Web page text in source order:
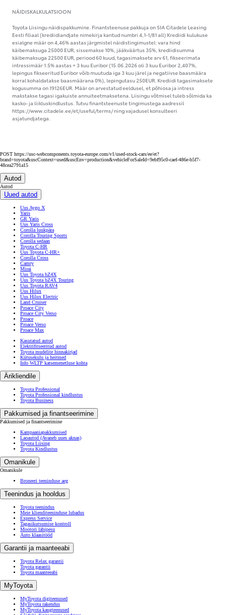
NÄIDISKALKULATSIOON
Toyota Liisingu näidispakkumine. Finantsteenuse pakkuja on SIA Citadele Leasing
Eesti filiaal (krediidiandjate nimekirja kantud numbri 4,1-1/81 all) Krediidi kulukuse
esialgne määr on 4,46% aastas järgmistel näidistingimustel: vara hind
käibemaksuga 25000 EUR, sissemakse 10%, jääkväärtus 35%, krediidisumma
käibemaksuga 22500 EUR, periood 60 kuud, tagasimaksete arv 61, fikseerimata
intressimäär 1.5% aastas + 3 kuu Euribor (15.06.2026 oli 3 kuu Euribor 2,407%,
lepingus fikseeritud Euribor võib muutuda iga 3 kuu järel ja negatiivse baasmäära
korral kohaldatakse baasmäärana 0%), lepingutasu 250EUR. Krediidi tagasimaksete
kogusumma on 19126EUR. Määr on arvestatud eeldusel, et põhiosa ja intress
makstakse tagasi igakuiste annuiteetmaksetena. Liisingu võtmisel tuleb sõlmida ka
kasko- ja liikluskindlustus. Tutvu finantsteenuste tingimustega aadressil
https://www.citadele.ee/et/useful/terms/ ning vajadusel konsulteeri
asjatundjatega.
POST https://usc-webcomponents.toyota-europe.com/v1/used-stock-cars/ee/et?
brand=toyota&uscContext=used&uscEnv=production&vehicleForSaleId=9ebf95c0-caef-486e-b5f7-
48cea2791a15
Autod
Autod
Uued autod
Uus Aygo X
Yaris
GR Yaris
Uus Yaris Cross
Corolla luukpära
Corolla Touring Sports
Corolla sedaan
Toyota C-HR
Uus Toyota C-HR+
Corolla Cross
Camry
Mirai
Uus Toyota bZ4X
Uus Toyota bZ4X Touring
Uus Toyota RAV4
Uus Hilux
Uus Hilux Electric
Land Cruiser
Proace City
Proace City Verso
Proace
Proace Verso
Proace Max
Kasutatud autod
Elektrifitseeritud autod
Toyota mudelite hinnakirjad
Kütusekulu ja heitmed
Info WLTP katsemenetluse kohta
Ärikliendile
Toyota Professional
Toyota Professional kindlustus
Toyota Business
Pakkumised ja finantseerimine
Pakkumised ja finantseerimine
Kampaaniapakkumised
Laoautod (Avaneb uues aknas)
Toyota Liising
Toyota Kindlustus
Omanikule
Omanikule
Broneeri teeninduse aeg
Teenindus ja hooldus
Toyota teenindus
Meie klienditeeninduse lubadus
Express Service
Tagasikutsumise kontroll
Mootori läbipesu
Auto klaasitööd
Garantii ja maanteeabi
Toyota Relax garantii
Toyota garantii
Toyota maanteeabi
MyToyota
MyToyota digiteenused
MyToyota rakendus
MyToyota kaugteenused